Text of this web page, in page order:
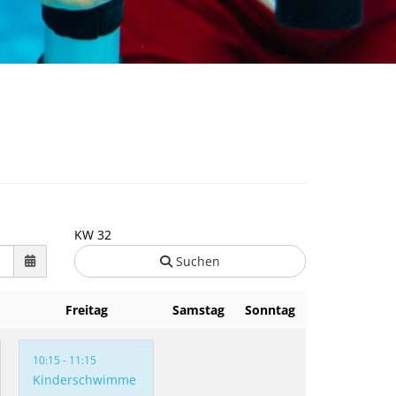
KW 32
Suchen
Freitag Samstag Sonntag
10:15 - 11:15
Kinderschwimme